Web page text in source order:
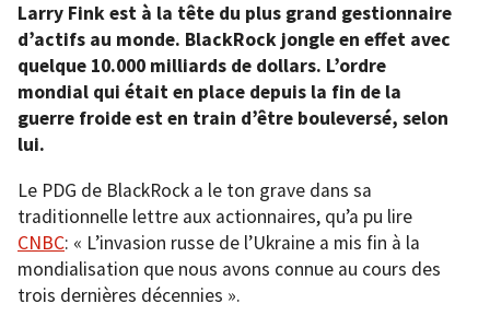
Larry Fink est à la tête du plus grand gestionnaire
d’actifs au monde. BlackRock jongle en effet avec
quelque 10.000 milliards de dollars. L’ordre
mondial qui était en place depuis la fin de la
guerre froide est en train d’être bouleversé, selon
lui.
Le PDG de BlackRock a le ton grave dans sa
traditionnelle lettre aux actionnaires, qu’a pu lire
CNBC: « L’invasion russe de l’Ukraine a mis fin à la
mondialisation que nous avons connue au cours des
trois dernières décennies ».